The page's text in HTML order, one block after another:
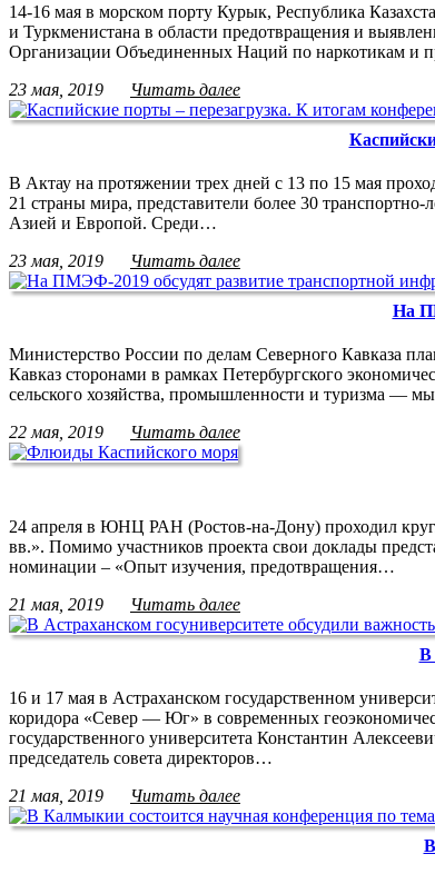
14-16 мая в морском порту Курык, Республика
и Туркменистана в области предотвращения и
Организации Объединенных Наций по наркотикам
23 мая, 2019
Читать далее
В Актау на протяжении трех дней с 13 по 15 мая
21 страны мира, представители более 30
Азией и Европой. Среди…
23 мая, 2019
Читать далее
На
Министерство России по делам Северного Кавказа
Кавказ сторонами в рамках Петербургского
сельского хозяйства, промышленности и туризма —
22 мая, 2019
Читать далее
24 апреля в ЮНЦ РАН (Ростов-на-Дону) проходил
вв.». Помимо участников проекта свои доклады
номинации – «Опыт изучения, предотвращения…
21 мая, 2019
Читать далее
В
16 и 17 мая в Астраханском государственном
коридора «Север — Юг» в современных
государственного университета Константин
председатель совета директоров…
21 мая, 2019
Читать далее